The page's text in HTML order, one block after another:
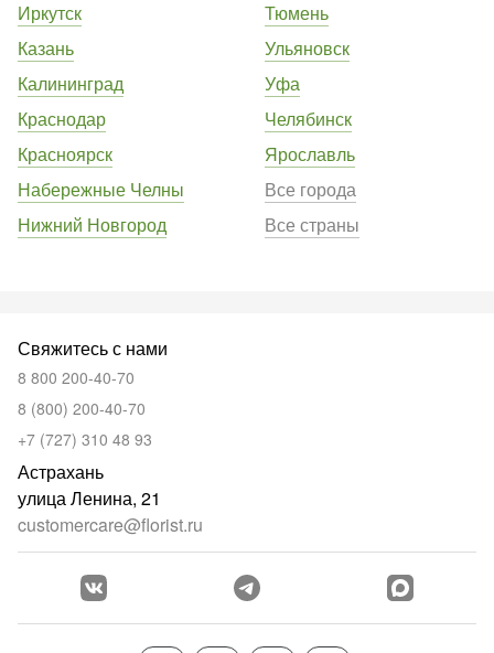
Иркутск
Казань
Калининград
Краснодар
Красноярск
Набережные Челны
Нижний Новгород
Тюмень
Ульяновск
Уфа
Челябинск
Ярославль
Все города
Все страны
Свяжитесь с нами
8 800 200-40-70
8 (800) 200-40-70
+7 (727) 310 48 93
Астрахань
улица Ленина, 21
customercare@florist.ru